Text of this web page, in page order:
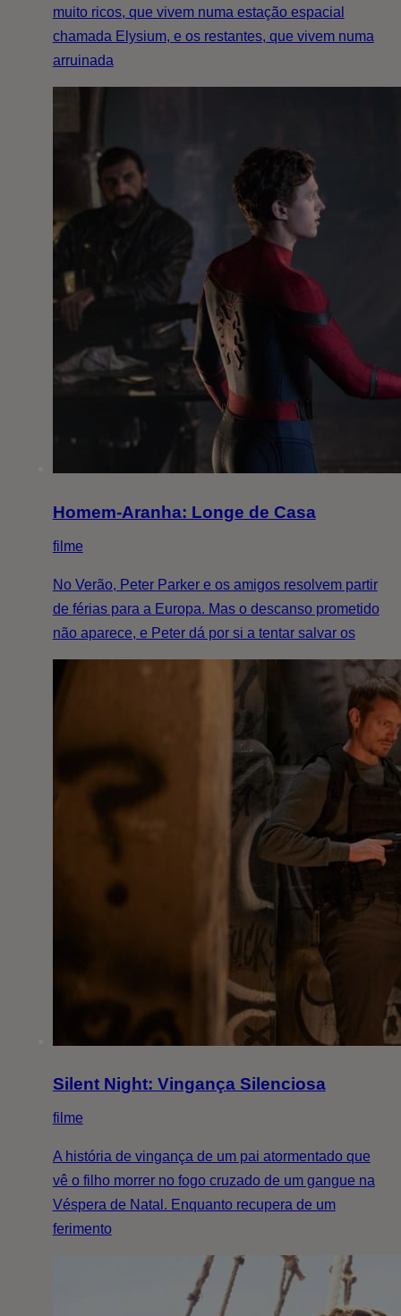
muito ricos, que vivem numa estação espacial
chamada Elysium, e os restantes, que vivem numa
arruinada
Homem-Aranha: Longe de Casa
filme
No Verão, Peter Parker e os amigos resolvem partir
de férias para a Europa. Mas o descanso prometido
não aparece, e Peter dá por si a tentar salvar os
Silent Night: Vingança Silenciosa
filme
A história de vingança de um pai atormentado que
vê o filho morrer no fogo cruzado de um gangue na
Véspera de Natal. Enquanto recupera de um
ferimento